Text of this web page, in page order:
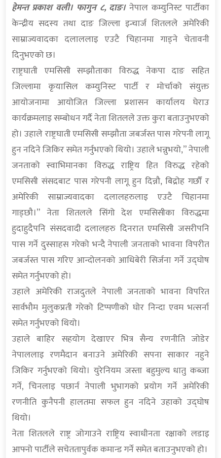
हेमन्त प्रकाश वली। फागुन ८, दाङ।नेपाल कम्युनिस्ट पार्टीका
केन्द्रीय सदस्य तथा दाङ जिल्ला इन्चार्ज शितलले अमेरिकी
साम्राज्यवादका दलाललाइ एउटै चिहानमा गाड्ने चेतावनी
दिनुभएको छ।
राष्ट्रघाती एमसिसी सम्झौताका विरुद्ध नेकपा दाङ सहित
जिल्लामा कृयासिल कम्युनिस्ट पार्टी र मोर्चाको संयुक्त
आयोजनामा आयोजित जिल्ला प्रशासन कार्यालय घेराउ
कार्यक्रमलाइ सम्बोधन गर्दै नेता शितलले उक्त कुरा बताउनुभएको
हो। उहाले राष्ट्रघाती एमसिसी सम्झौता जबर्जस्त पास गरेपनी लागू
हुन नदिने जिकिर समेत गर्नुभएको थियो। उहाले भन्नुभयो,” नेपाली
जनताको स्वाभिमानका विरुद्ध राष्ट्रिय हित विरुद्ध रहेको
एमसिसी संसदबाट पास गरेपनी लागू हुन दिन्नौ, बिद्रोह गर्छौं र
अमेरिकी साम्राज्यवादका दलालहरुलाइ एउटै चिहानमा
गाड्छौ।” नेता शितलले सिंगो देश एमसिसीका विरुद्धमा
हुदाहुदैपनि संसदवादी दलालहरु दिनरात एमसिसी जसरीपनि
पास गर्ने दुस्साहस गरेको भन्दै नेपाली जनताको भावना विपरीत
जबर्जस्त पास गरिए आन्दोलनको आधिबेरी सिर्जना गर्ने उद्घोष
समेत गर्नुभएको हो।
उहाले अमेरिकी राजदुतले नेपाली जनताको भावना विपरित
सार्वभौम मुलुकप्रती गरेको टिप्पणीको घोर निन्दा एवम भत्सर्ना
समेत गर्नुभएको थियो।
उहाले बाहिर सहयोग देखाएर भित्र सैन्य रणनीति जोडेर
नेपाललाइ रणमैदान बनाउने अमेरिकी सपना साकार नहुने
जिकिर गर्नुभएको थियो। युरेनियम जस्ता बहुमुल्य धातु कब्जा
गर्ने, चिनलाइ पछार्न नेपाली भुभागको प्रयोग गर्ने अमेरिकी
रणनीति कुनैपनी हालतमा सफल हुन नदिने उहाको उद्घोष
थियो।
नेता शितलले राष्ट्र जोगाउने राष्ट्रिय स्वाधीनता रक्षाको लडाइ
आफ्नो पार्टीले सचेततापुर्वक कमान्ड गर्ने समेत बताउनुभएको हो।